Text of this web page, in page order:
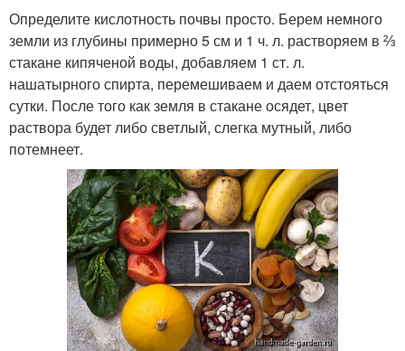
Определите кислотность почвы просто. Берем немного
земли из глубины примерно 5 см и 1 ч. л. растворяем в ⅔
стакане кипяченой воды, добавляем 1 ст. л.
нашатырного спирта, перемешиваем и даем отстояться
сутки. После того как земля в стакане осядет, цвет
раствора будет либо светлый, слегка мутный, либо
потемнеет.